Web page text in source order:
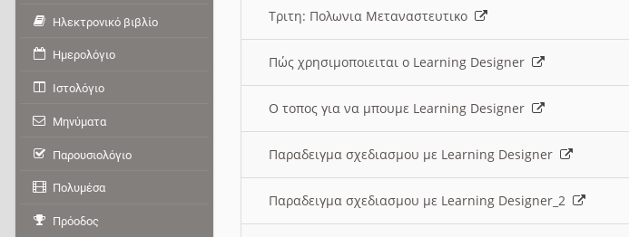
Τριτη: Πολωνια Μεταναστευτικο
Πώς χρησιμοποιειται ο Learning Designer
O τοπος για να μπουμε Learning Designer
Παραδειγμα σχεδιασμου με Learning Designer
Παραδειγμα σχεδιασμου με Learning Designer_2
Ηλεκτρονικό βιβλίο
Ημερολόγιο
Ιστολόγιο
Μηνύματα
Παρουσιολόγιο
Πολυμέσα
Πρόοδος